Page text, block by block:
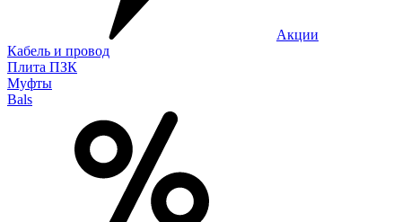
Акции
Кабель и провод
Плита ПЗК
Муфты
Bals